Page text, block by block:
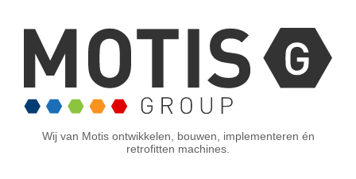
Wij van Motis ontwikkelen, bouwen, implementeren én
retrofitten machines.